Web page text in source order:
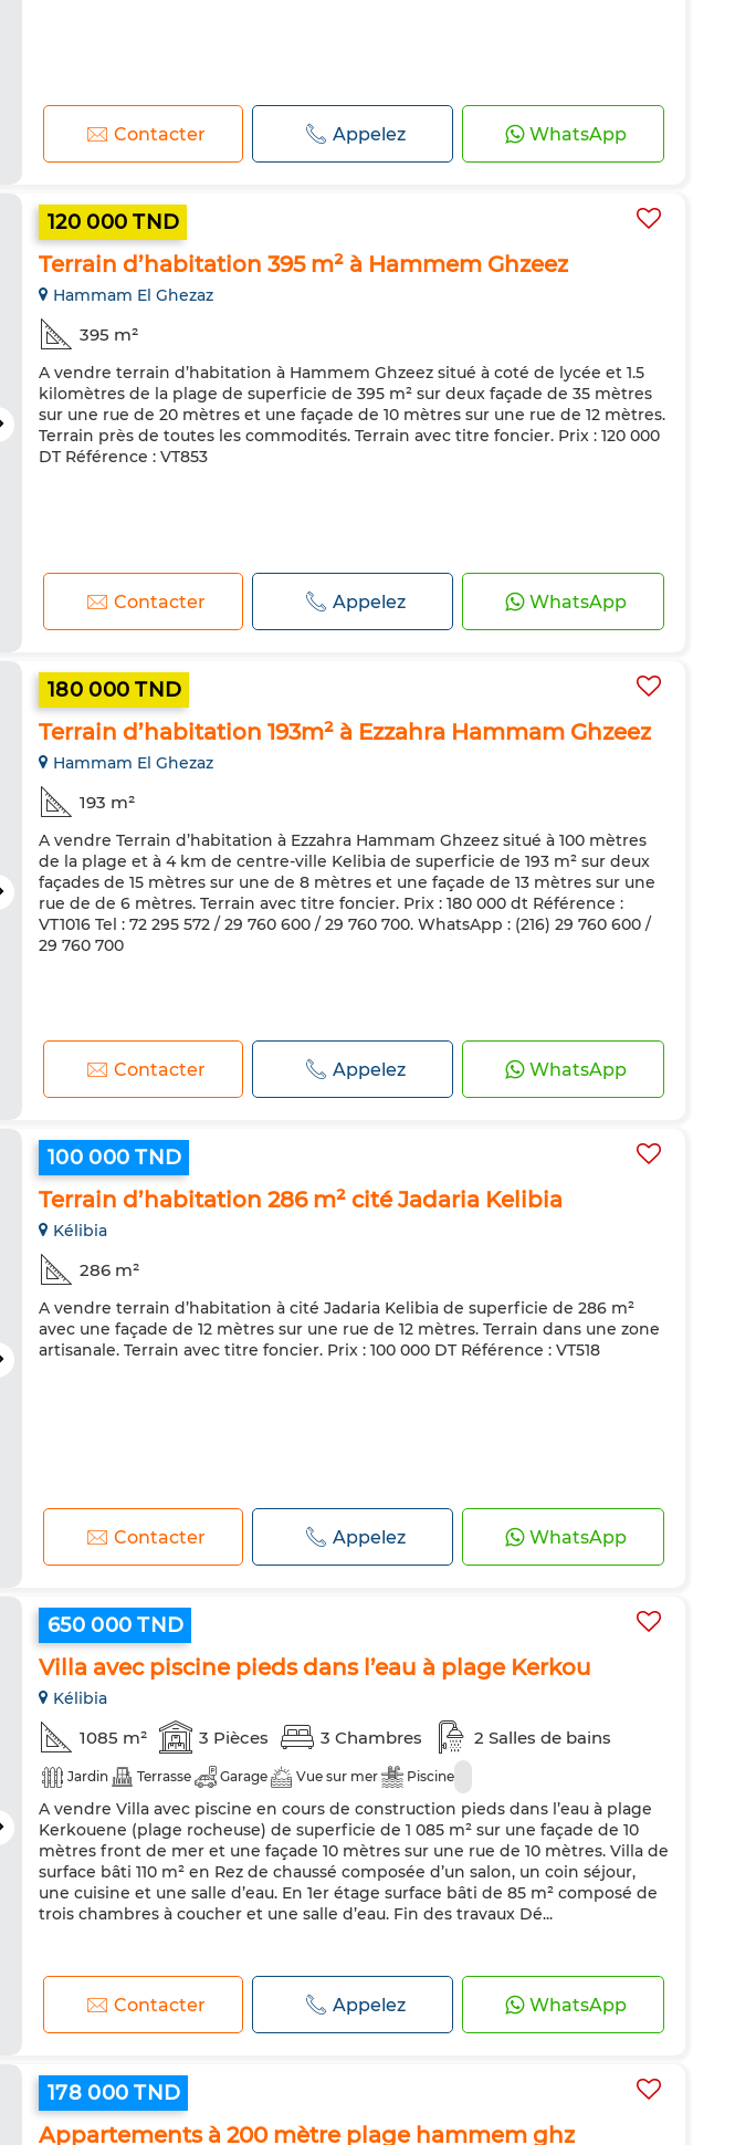
Contacter Appelez WhatsApp
120 000 TND
Terrain d’habitation 395 m² à Hammem Ghzeez
Hammam El Ghezaz
395 m²
A vendre terrain d’habitation à Hammem Ghzeez situé à coté de lycée et 1.5
kilomètres de la plage de superficie de 395 m² sur deux façade de 35 mètres
sur une rue de 20 mètres et une façade de 10 mètres sur une rue de 12 mètres.
Terrain près de toutes les commodités. Terrain avec titre foncier. Prix : 120 000
DT Référence : VT853
Contacter Appelez WhatsApp
180 000 TND
Terrain d’habitation 193m² à Ezzahra Hammam Ghzeez
Hammam El Ghezaz
193 m²
A vendre Terrain d’habitation à Ezzahra Hammam Ghzeez situé à 100 mètres
de la plage et à 4 km de centre-ville Kelibia de superficie de 193 m² sur deux
façades de 15 mètres sur une de 8 mètres et une façade de 13 mètres sur une
rue de de 6 mètres. Terrain avec titre foncier. Prix : 180 000 dt Référence :
VT1016 Tel : 72 295 572 / 29 760 600 / 29 760 700. WhatsApp : (216) 29 760 600 /
29 760 700
Contacter Appelez WhatsApp
100 000 TND
Terrain d’habitation 286 m² cité Jadaria Kelibia
Kélibia
286 m²
A vendre terrain d’habitation à cité Jadaria Kelibia de superficie de 286 m²
avec une façade de 12 mètres sur une rue de 12 mètres. Terrain dans une zone
artisanale. Terrain avec titre foncier. Prix : 100 000 DT Référence : VT518
Contacter Appelez WhatsApp
650 000 TND
Villa avec piscine pieds dans l’eau à plage Kerkou
Kélibia
1085 m² 3 Pièces 3 Chambres 2 Salles de bains
Jardin Terrasse Garage Vue sur mer Piscine
A vendre Villa avec piscine en cours de construction pieds dans l’eau à plage
Kerkouene (plage rocheuse) de superficie de 1 085 m² sur une façade de 10
mètres front de mer et une façade 10 mètres sur une rue de 10 mètres. Villa de
surface bâti 110 m² en Rez de chaussé composée d’un salon, un coin séjour,
une cuisine et une salle d’eau. En 1er étage surface bâti de 85 m² composé de
trois chambres à coucher et une salle d’eau. Fin des travaux Dé...
Contacter Appelez WhatsApp
178 000 TND
Appartements à 200 mètre plage hammem ghz